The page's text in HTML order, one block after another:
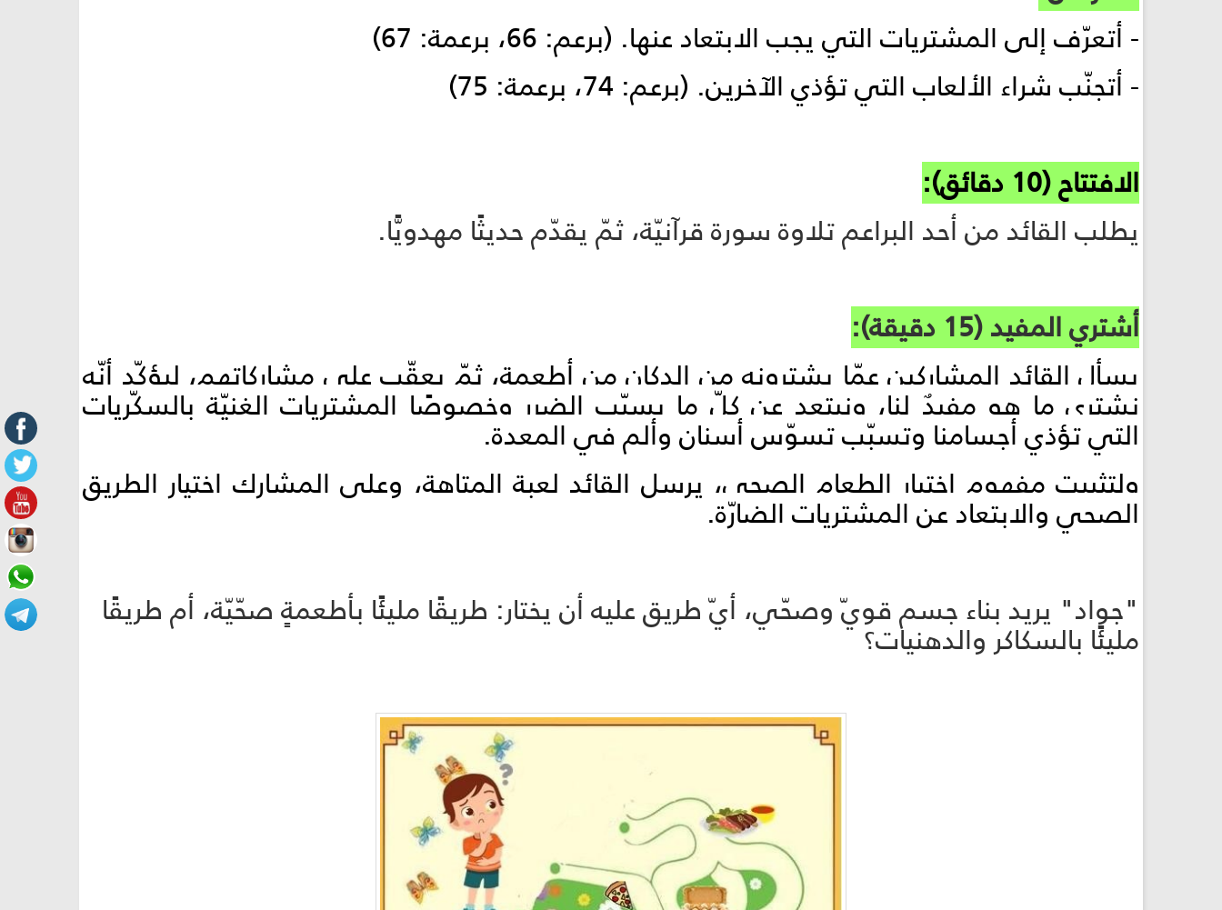
- أتعرّف إلى المشتريات التي يجب الابتعاد عنها. (برعم: 66، برعمة: 67)
- أتجنّب شراء الألعاب التي تؤذي الآخرين. (برعم: 74، برعمة: 75)
الافتتاح (10 دقائق):
يطلب القائد من أحد البراعم تلاوة سورة قرآنيّة، ثمّ يقدّم حديثًا مهدويًّا.
أشتري المفيد (15 دقيقة):
يسأل القائد المشاركين عمّا يشترونه من الدكان من أطعمة، ثمّ يعقّب على مشاركاتهم، ليؤكّد أنّه
نشتري ما هو مفيدٌ لنا، ونبتعد عن كلّ ما يسبّب الضرر وخصوصًا المشتريات الغنيّة بالسكّريات
التي تؤذي أجسامنا وتسبّب تسوّس أسنان وألم في المعدة.
ولتثبيت مفهوم اختيار الطعام الصحي، يرسل القائد لعبة المتاهة، وعلى المشارك اختيار الطريق
الصحي والابتعاد عن المشتريات الضارّة.
"جواد" يريد بناء جسم قويّ وصحّي، أيّ طريق عليه أن يختار: طريقًا مليئًا بأطعمةٍ صحّيّة، أم طريقًا
مليئًا بالسكاكر والدهنيات؟